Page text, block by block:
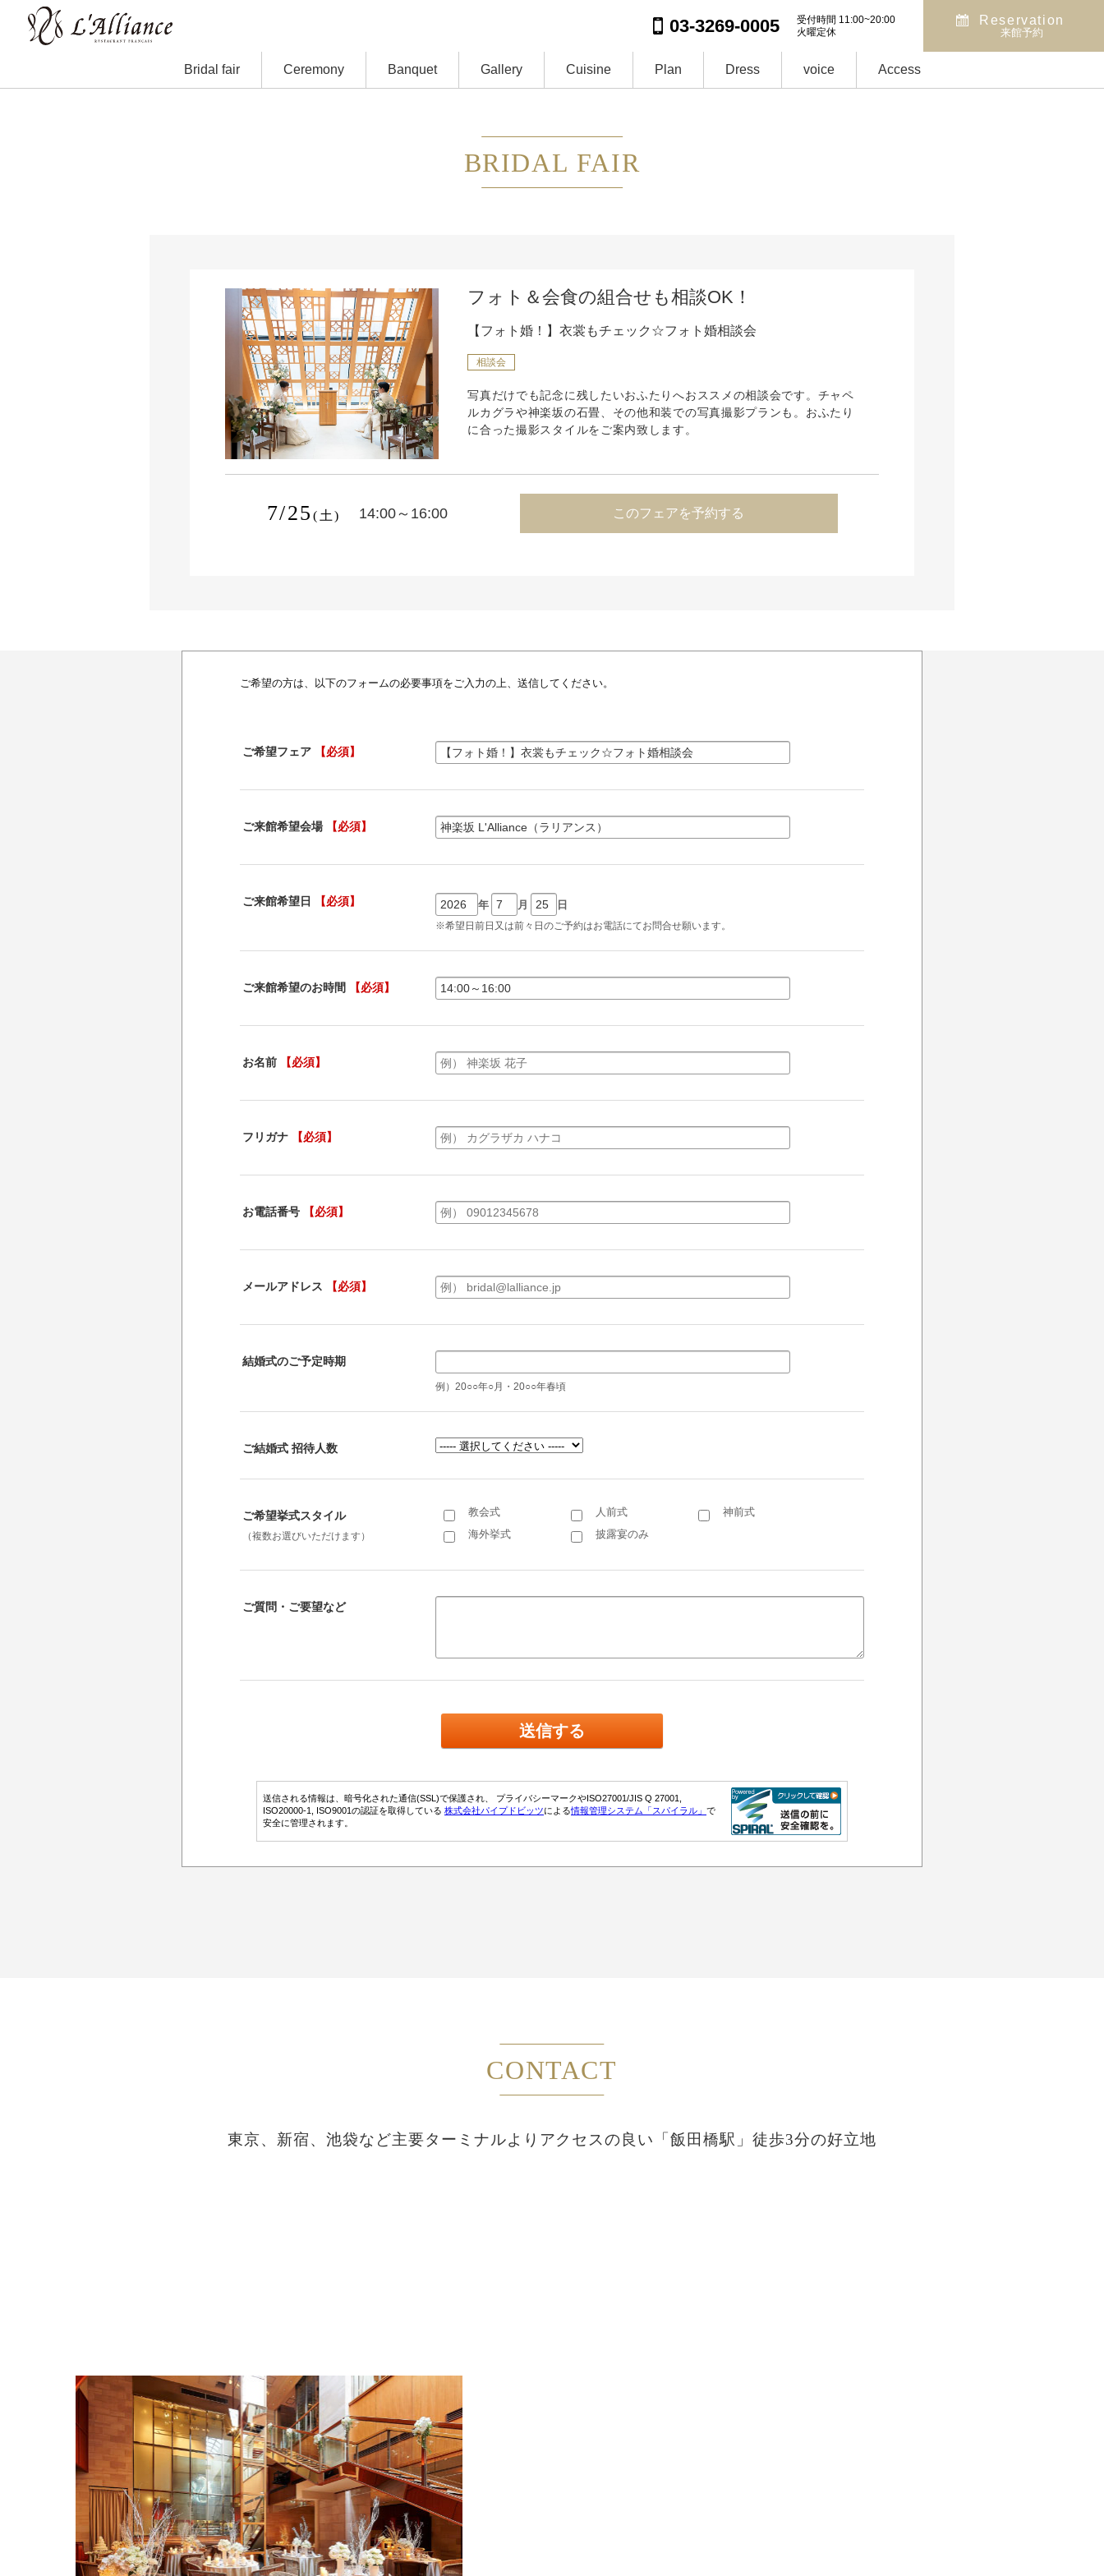
03-3269-0005
受付時間 11:00~20:00
火曜定休
Reservation
来館予約
Bridal fair Ceremony Banquet Gallery Cuisine Plan Dress voice Access
BRIDAL FAIR
フォト＆会食の組合せも相談OK！
【フォト婚！】衣裳もチェック☆フォト婚相談会
相談会
写真だけでも記念に残したいおふたりへおススメの相談会です。チャペ
ルカグラや神楽坂の石畳、その他和装での写真撮影プランも。おふたり
に合った撮影スタイルをご案内致します。
7/25 (土) 14:00～16:00 このフェアを予約する
CONTACT
東京、新宿、池袋など主要ターミナルより アクセスの良い「飯田橋駅」徒歩3分の好立地